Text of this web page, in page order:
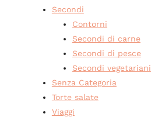
Secondi
Contorni
Secondi di carne
Secondi di pesce
Secondi vegetariani
Senza Categoria
Torte salate
Viaggi